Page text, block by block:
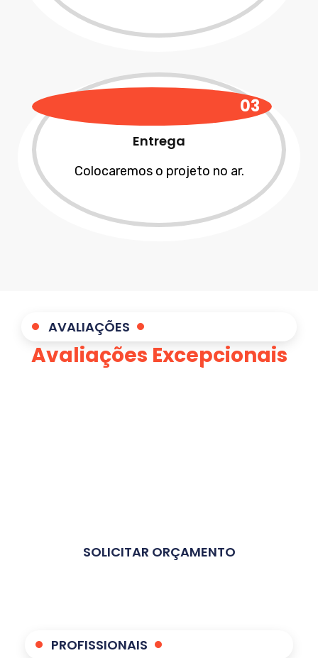
03
Entrega
Colocaremos o projeto no ar.
AVALIAÇÕES
Avaliações Excepcionais
dos Nossos Clientes
SOLICITAR ORÇAMENTO
PROFISSIONAIS